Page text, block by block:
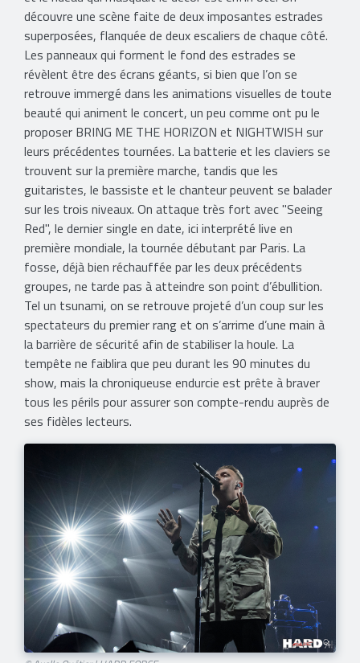
découvre une scène faite de deux imposantes estrades
superposées, flanquée de deux escaliers de chaque côté.
Les panneaux qui forment le fond des estrades se
révèlent être des écrans géants, si bien que l’on se
retrouve immergé dans les animations visuelles de toute
beauté qui animent le concert, un peu comme ont pu le
proposer BRING ME THE HORIZON et NIGHTWISH sur
leurs précédentes tournées. La batterie et les claviers se
trouvent sur la première marche, tandis que les
guitaristes, le bassiste et le chanteur peuvent se balader
sur les trois niveaux. On attaque très fort avec "Seeing
Red", le dernier single en date, ici interprété live en
première mondiale, la tournée débutant par Paris. La
fosse, déjà bien réchauffée par les deux précédents
groupes, ne tarde pas à atteindre son point d’ébullition.
Tel un tsunami, on se retrouve projeté d’un coup sur les
spectateurs du premier rang et on s’arrime d’une main à
la barrière de sécurité afin de stabiliser la houle. La
tempête ne faiblira que peu durant les 90 minutes du
show, mais la chroniqueuse endurcie est prête à braver
tous les périls pour assurer son compte-rendu auprès de
ses fidèles lecteurs.